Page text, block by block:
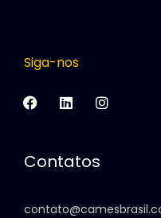
Siga-nos
Contatos